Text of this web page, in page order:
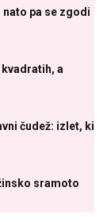
pa se zgodi
a
čudež: izlet, ki
sramoto